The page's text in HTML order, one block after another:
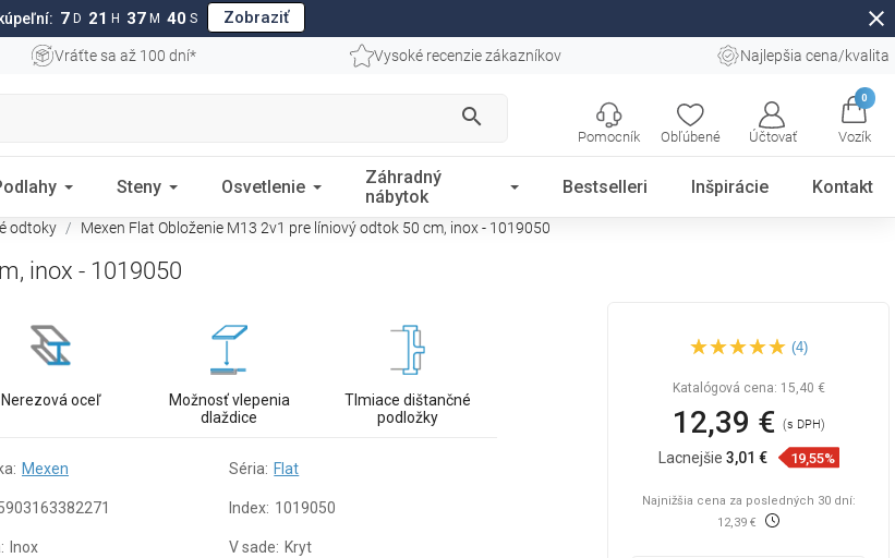
7 D 21 H 37 M 39 S Zobraziť close
Vráťte sa až 100 dní* Vysoké recenzie zákazníkov Najlepšia cena/kvalita
search
Obľúbené Účtovať
0
Vozík
Pomocník
Steny Osvetlenie
Záhradný
nábytok
Bestselleri Inšpirácie Kontakt
odtoky Mexen Flat Obloženie M13 2v1 pre líniový odtok 50 cm, inox - 1019050
inox - 1019050
Nerezová oceľ
Možnosť vlepenia
dlaždice
Tlmiace dištančné
podložky
Mexen Séria: Flat
Index: 1019050
Inox V sade: Kryt
2v1 pre líniový odtok 50 cm,
(4)
Katalógová cena: 15,40 €
12,39 € (s DPH)
Lacnejšie3,01 € 19,55%
Najnižšia cena za posledných 30 dní:
12,39 €